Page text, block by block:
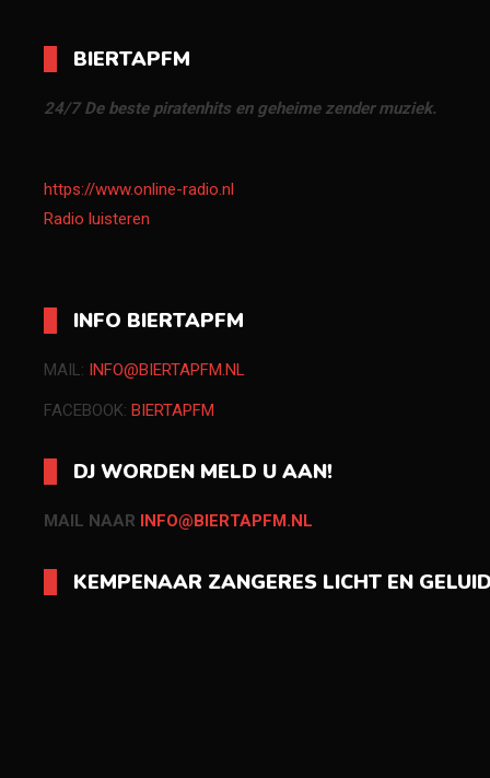
BIERTAPFM
24/7 De beste piratenhits en geheime zender muziek.
https://www.online-radio.nl
Radio luisteren
INFO BIERTAPFM
MAIL: INFO@BIERTAPFM.NL
FACEBOOK: BIERTAPFM
DJ WORDEN MELD U AAN!
MAIL NAAR INFO@BIERTAPFM.NL
KEMPENAAR ZANGERES LICHT EN